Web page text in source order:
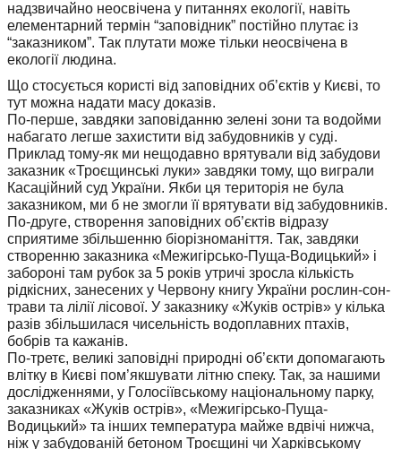
надзвичайно неосвічена у питаннях екології, навіть
елементарний термін “заповідник” постійно плутає із
“заказником”. Так плутати може тільки неосвічена в
екології людина.
Що стосується користі від заповідних об’єктів у Києві, то
тут можна надати масу доказів.
По-перше, завдяки заповіданню зелені зони та водойми
набагато легше захистити від забудовників у суді.
Приклад тому-як ми нещодавно врятували від забудови
заказник «Троєщинські луки» завдяки тому, що виграли
Касаційний суд України. Якби ця територія не була
заказником, ми б не змогли її врятувати від забудовників.
По-друге, створення заповідних об’єктів відразу
сприятиме збільшенню біорізноманіття. Так, завдяки
створенню заказника «Межигірсько-Пуща-Водицький» і
забороні там рубок за 5 років утричі зросла кількість
рідкісних, занесених у Червону книгу України рослин-сон-
трави та лілії лісової. У заказнику «Жуків острів» у кілька
разів збільшилася чисельність водоплавних птахів,
бобрів та кажанів.
По-третє, великі заповідні природні об’єкти допомагають
влітку в Києві пом’якшувати літню спеку. Так, за нашими
дослідженнями, у Голосіївському національному парку,
заказниках «Жуків острів», «Межигірсько-Пуща-
Водицький» та інших температура майже вдвічі нижча,
ніж у забудованій бетоном Троєщині чи Харківському